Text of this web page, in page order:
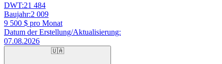
DWT:21 484
Baujahr:2 009
9 500 $ pro Monat
Datum der Erstellung/Aktualisierung:
07.08.2026
🇺🇦